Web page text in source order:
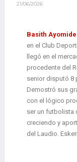
21/06/2026
Basith
en el Club
llegó en el
procedente del
senior disputó 8
Demostró sus
con el lógico
ser un futbolista
creciendo y
del Laudio.